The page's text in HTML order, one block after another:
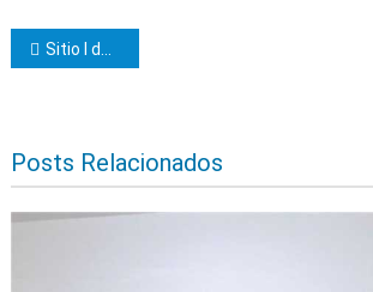
Navegação de Post
Sitio I da Fundação Marimbeta será reinaugurado nesta quinta-feira
Posts Relacionados